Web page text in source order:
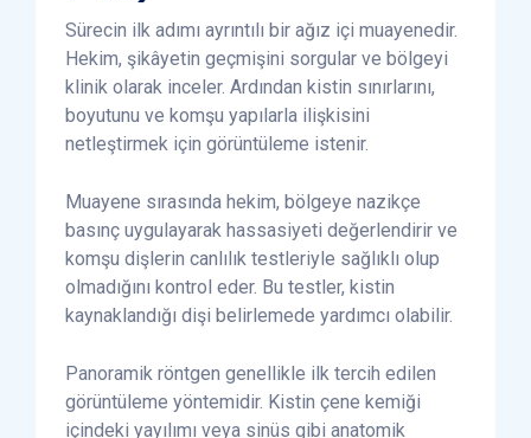
Sürecin ilk adımı ayrıntılı bir ağız içi muayenedir.
Hekim, şikâyetin geçmişini sorgular ve bölgeyi
klinik olarak inceler. Ardından kistin sınırlarını,
boyutunu ve komşu yapılarla ilişkisini
netleştirmek için görüntüleme istenir.
Muayene sırasında hekim, bölgeye nazikçe
basınç uygulayarak hassasiyeti değerlendirir ve
komşu dişlerin canlılık testleriyle sağlıklı olup
olmadığını kontrol eder. Bu testler, kistin
kaynaklandığı dişi belirlemede yardımcı olabilir.
Panoramik röntgen genellikle ilk tercih edilen
görüntüleme yöntemidir. Kistin çene kemiği
içindeki yayılımı veya sinüs gibi anatomik